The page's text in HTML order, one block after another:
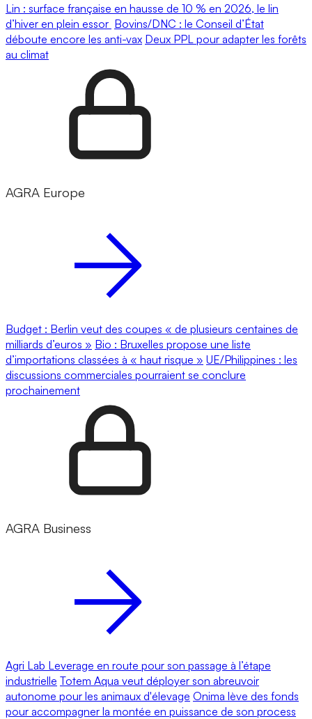
Lin : surface française en hausse de 10 % en 2026, le lin
d’hiver en plein essor Bovins/DNC : le Conseil d’État
déboute encore les anti-vax Deux PPL pour adapter les forêts
au climat
AGRA Europe
Budget : Berlin veut des coupes « de plusieurs centaines de
milliards d’euros » Bio : Bruxelles propose une liste
d’importations classées à « haut risque » UE/Philippines : les
discussions commerciales pourraient se conclure
prochainement
AGRA Business
Agri Lab Leverage en route pour son passage à l’étape
industrielle Totem Aqua veut déployer son abreuvoir
autonome pour les animaux d'élevage Onima lève des fonds
pour accompagner la montée en puissance de son process